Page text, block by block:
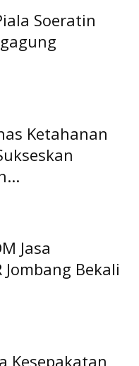
Soeratin
Ketahanan
Jasa
Jombang Bekali
Kesepakatan